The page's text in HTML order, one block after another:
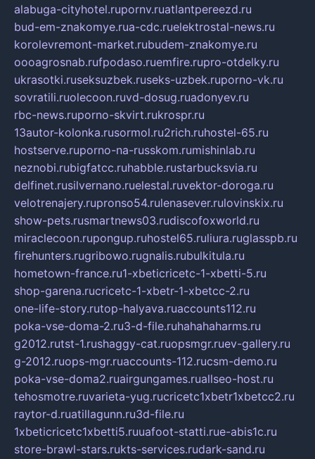
alabuga-cityhotel.rupornv.ruatlantpereezd.ru
bud-em-znakomye.rua-cdc.ruelektrostal-news.ru
korolevremont-market.rubudem-znakomye.ru
oooagrosnab.rufpodaso.ruemfire.rupro-otdelky.ru
ukrasotki.ruseksuzbek.ruseks-uzbek.ruporno-vk.ru
sovratili.ruolecoon.ruvd-dosug.ruadonyev.ru
rbc-news.ruporno-skvirt.rukrospr.ru
13autor-kolonka.rusormol.ru2rich.ruhostel-65.ru
hostserve.ruporno-na-russkom.rumishinlab.ru
neznobi.rubigfatcc.ruhabble.rustarbucksvia.ru
delfinet.rusilvernano.ruelestal.ruvektor-doroga.ru
velotrenajery.rupronso54.rulenasever.rulovinskix.ru
show-pets.rusmartnews03.rudiscofoxworld.ru
miraclecoon.rupongup.ruhostel65.ruliura.ruglasspb.ru
firehunters.rugribowo.rugnalis.rubulkitula.ru
hometown-france.ru1-xbeticricetc-1-xbetti-5.ru
shop-garena.rucricetc-1-xbetr-1-xbetcc-2.ru
one-life-story.rutop-halyava.ruaccounts112.ru
poka-vse-doma-2.ru3-d-file.ruhahahaharms.ru
g2012.rutst-1.rushaggy-cat.ruopsmgr.ruev-gallery.ru
g-2012.ruops-mgr.ruaccounts-112.rucsm-demo.ru
poka-vse-doma2.ruairgungames.ruallseo-host.ru
tehosmotre.ruvarieta-yug.rucricetc1xbetr1xbetcc2.ru
raytor-d.ruatillagunn.ru3d-file.ru
1xbeticricetc1xbetti5.ruuafoot-statti.rue-abis1c.ru
store-brawl-stars.rukts-services.rudark-sand.ru